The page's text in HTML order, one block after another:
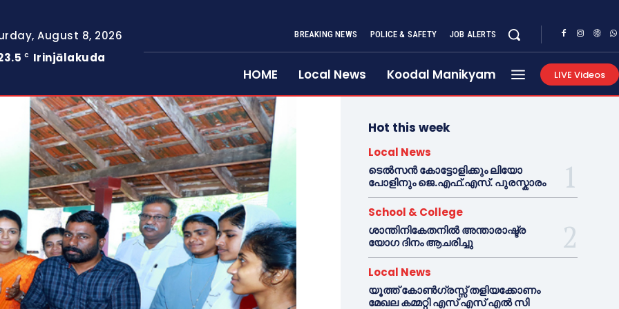
August 8, 2026
C Irinjālakuda
BREAKING NEWS POLICE & SAFETY JOB ALERTS
HOME Local News Koodal Manikyam LIVE Videos
Hot this week
Local News
ടെൽസൻ കോട്ടോളിക്കും ലിയോ
പോളിനും ജെ.എഫ്.എസ്. പുരസ്കാരം
School & College
ശാന്തിനികേതനിൽ അന്താരാഷ്ട്ര
യോഗ ദിനം ആചരിച്ചു
Local News
യൂത്ത് കോൺഗ്രസ്സ് തളിയക്കോണം
മേഖല കമ്മറ്റി എസ് എസ് എൽ സി